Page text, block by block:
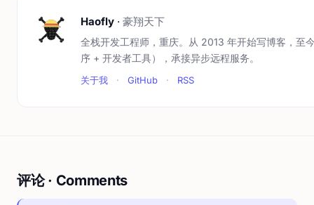
Haofly · 豪翔天下
全栈开发工程师，重庆。从 2013 年开始写博客，至
序 + 开发者工具），承接异步远程服务。
关于我 · GitHub · RSS
评论 · Comments